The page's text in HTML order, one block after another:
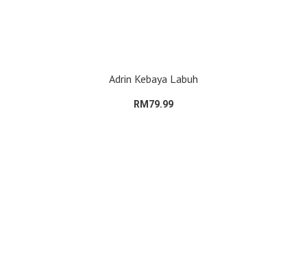
Adrin Kebaya Labuh
RM79.99